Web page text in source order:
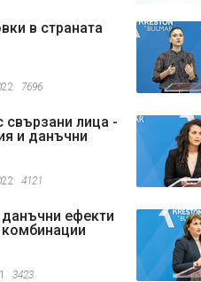
в страната
7696
свързани лица -
и данъчни
4121
ефекти
3423